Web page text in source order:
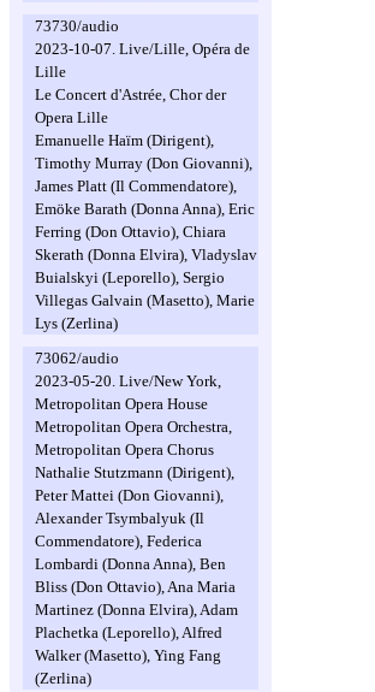
73730/audio
2023-10-07. Live/Lille, Opéra de
Lille
Le Concert d'Astrée, Chor der
Opera Lille
Emanuelle Haïm (Dirigent),
Timothy Murray (Don Giovanni),
James Platt (Il Commendatore),
Emöke Barath (Donna Anna), Eric
Ferring (Don Ottavio), Chiara
Skerath (Donna Elvira), Vladyslav
Buialskyi (Leporello), Sergio
Villegas Galvain (Masetto), Marie
Lys (Zerlina)
73062/audio
2023-05-20. Live/New York,
Metropolitan Opera House
Metropolitan Opera Orchestra,
Metropolitan Opera Chorus
Nathalie Stutzmann (Dirigent),
Peter Mattei (Don Giovanni),
Alexander Tsymbalyuk (Il
Commendatore), Federica
Lombardi (Donna Anna), Ben
Bliss (Don Ottavio), Ana Maria
Martinez (Donna Elvira), Adam
Plachetka (Leporello), Alfred
Walker (Masetto), Ying Fang
(Zerlina)